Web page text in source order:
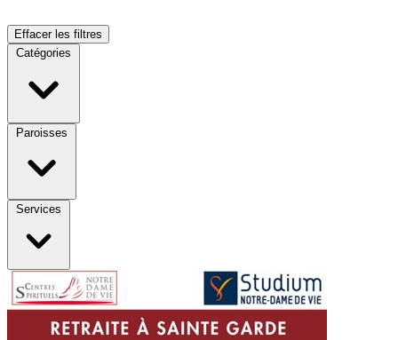
Effacer les filtres
Catégories
Paroisses
Services